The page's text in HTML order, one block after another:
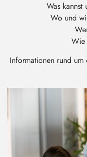
Was
Wo und
Wie
Informationen rund